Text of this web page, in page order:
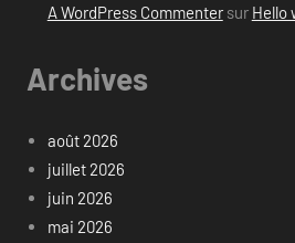
A WordPress Commentersur Hello
Archives
août 2026
juillet 2026
juin 2026
mai 2026